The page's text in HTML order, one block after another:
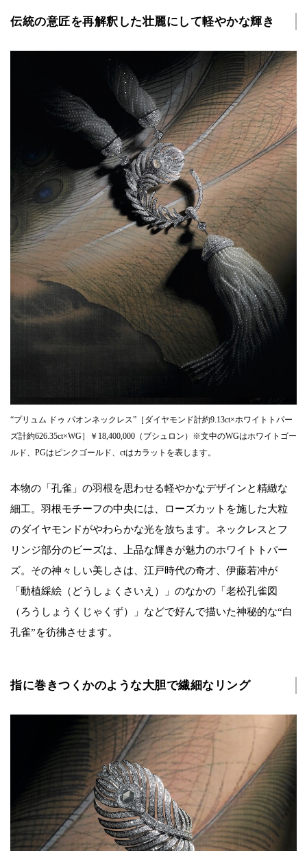
伝統の意匠を再解釈した壮麗にして軽やかな輝き
“プリュム ドゥ パオンネックレス”［ダイヤモンド計約9.13ct×ホワイトトパー
ズ計約626.35ct×WG］￥18,400,000（ブシュロン）※文中のWGはホワイトゴー
ルド、PGはピンクゴールド、ctはカラットを表します。
本物の「孔雀」の羽根を思わせる軽やかなデザインと精緻な
細工。羽根モチーフの中央には、ローズカットを施した大粒
のダイヤモンドがやわらかな光を放ちます。ネックレスとフ
リンジ部分のビーズは、上品な輝きが魅力のホワイトトパー
ズ。その神々しい美しさは、江戸時代の奇才、伊藤若冲が
「動植綵絵（どうしょくさいえ）」のなかの「老松孔雀図
（ろうしょうくじゃくず）」などで好んで描いた神秘的な“白
孔雀”を彷彿させます。
指に巻きつくかのような大胆で繊細なリング